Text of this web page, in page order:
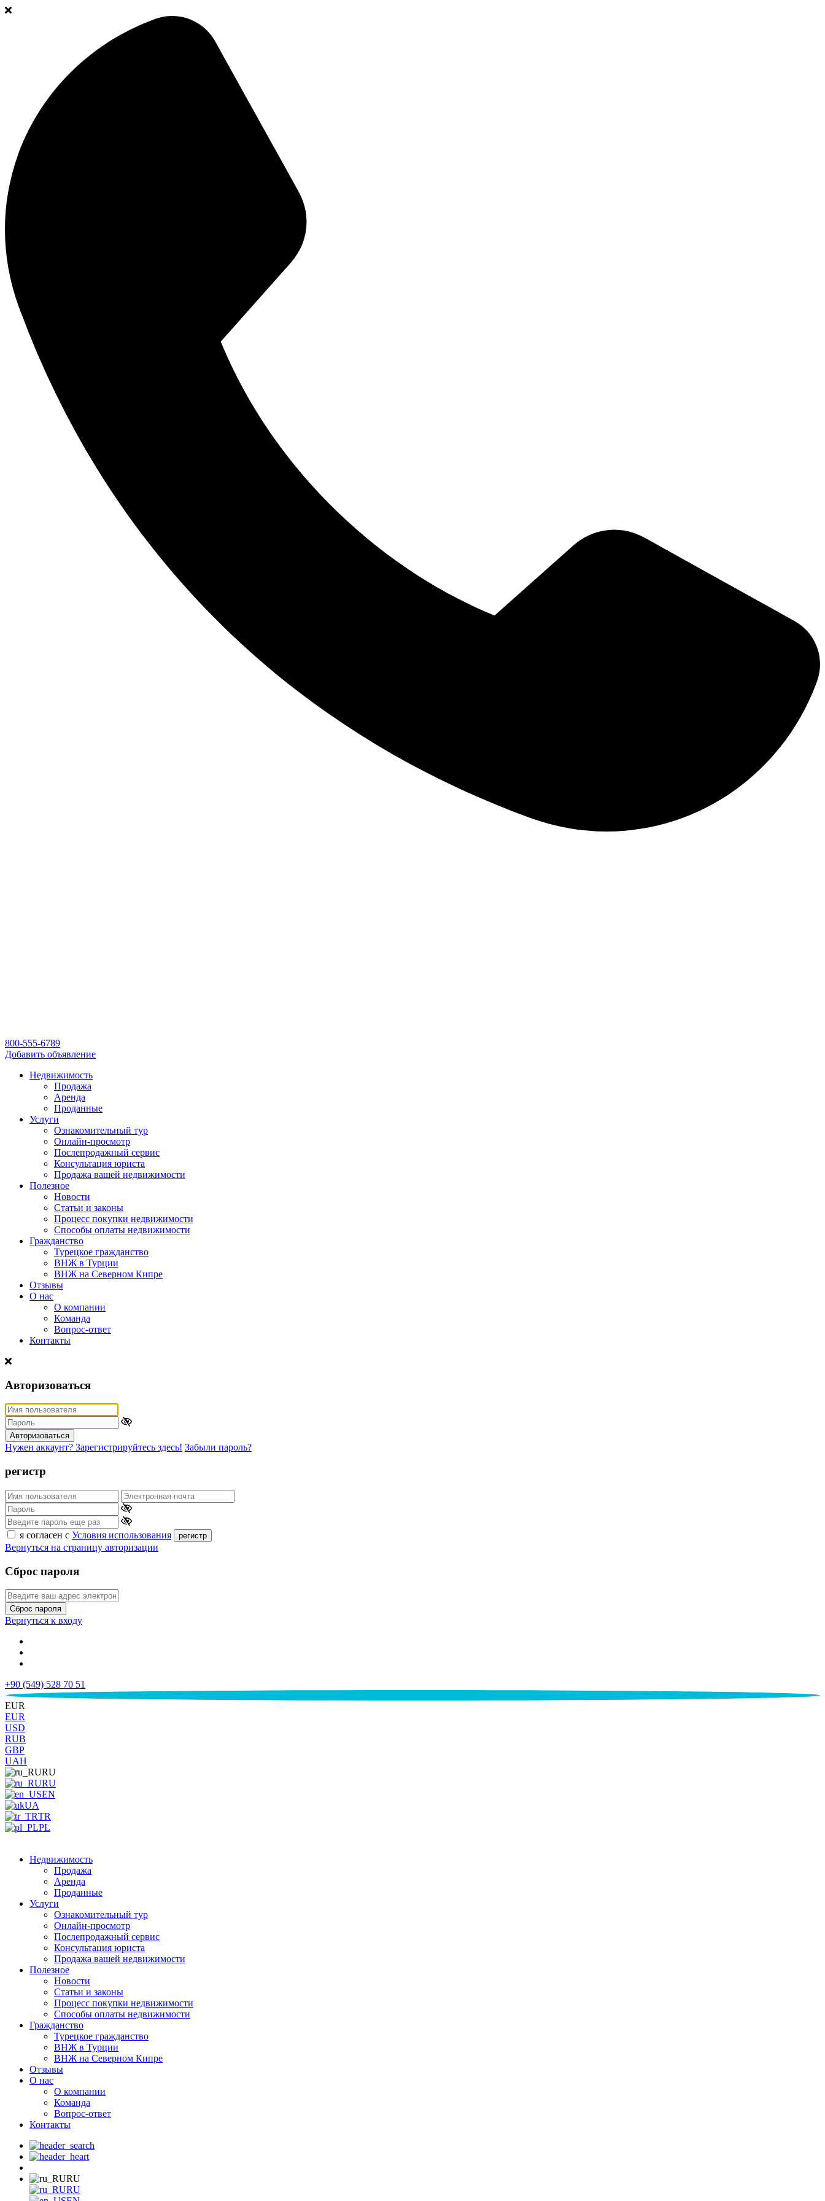
800-555-6789
Добавить объявление
Недвижимость
Продажа
Аренда
Проданные
Услуги
Ознакомительный тур
Онлайн-просмотр
Послепродажный сервис
Консультация юриста
Продажа вашей недвижимости
Полезное
Новости
Статьи и законы
Процесс покупки недвижимости
Способы оплаты недвижимости
Гражданство
Турецкое гражданство
ВНЖ в Турции
ВНЖ на Северном Кипре
Отзывы
О нас
О компании
Команда
Вопрос-ответ
Контакты
Авторизоваться
Авторизоваться
Нужен аккаунт? Зарегистрируйтесь здесь! Забыли пароль?
регистр
я согласен с Условия использования регистр
Вернуться на страницу авторизации
Сброс пароля
Сброс пароля
Вернуться к входу
+90 (549) 528 70 51
€
EUR
EUR
USD
RUB
GBP
UAH
RU
RU
EN
UA
TR
PL
Недвижимость
Продажа
Аренда
Проданные
Услуги
Ознакомительный тур
Онлайн-просмотр
Послепродажный сервис
Консультация юриста
Продажа вашей недвижимости
Полезное
Новости
Статьи и законы
Процесс покупки недвижимости
Способы оплаты недвижимости
Гражданство
Турецкое гражданство
ВНЖ в Турции
ВНЖ на Северном Кипре
Отзывы
О нас
О компании
Команда
Вопрос-ответ
Контакты
RU
RU